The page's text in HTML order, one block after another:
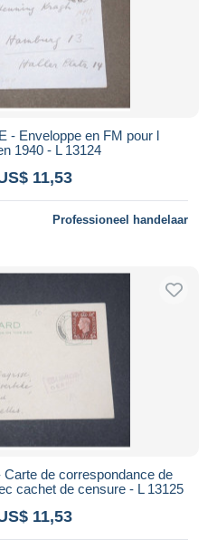
- Enveloppe en FM pour l
1940 - L 13124
11,53
Professioneel handelaar
de correspondance de
cachet de censure - L 13125
11,53